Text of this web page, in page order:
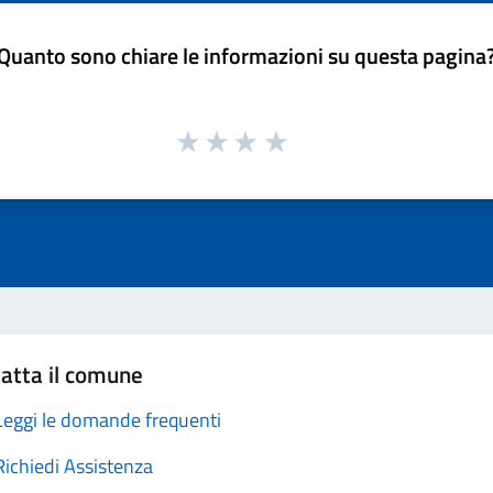
sono chiare le informazioni su questa
il comune
le domande frequenti
Assistenza